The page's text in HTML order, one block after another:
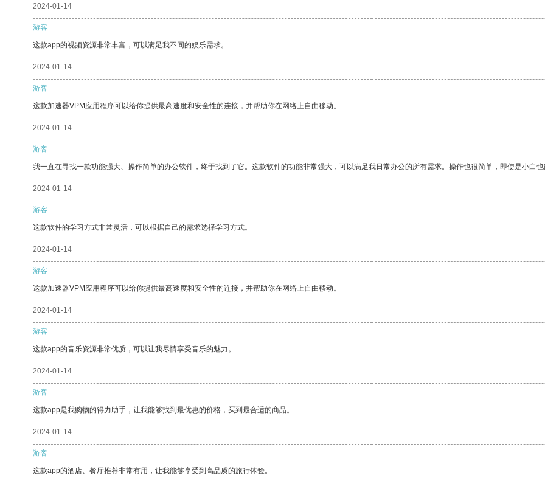
2024-01-14
游客
这款app的视频资源非常丰富，可以满足我不同的娱乐需求。
2024-01-14
游客
这款加速器VPM应用程序可以给你提供最高速度和安全性的连接，并帮助你在网络上自由移动。
2024-01-14
游客
我一直在寻找一款功能强大、操作简单的办公软件，终于找到了它。这款软件的功能非常强大，可以满足我日常办公的所有需求。操作也很简单，即使是小白
2024-01-14
游客
这款软件的学习方式非常灵活，可以根据自己的需求选择学习方式。
2024-01-14
游客
这款加速器VPM应用程序可以给你提供最高速度和安全性的连接，并帮助你在网络上自由移动。
2024-01-14
游客
这款app的音乐资源非常优质，可以让我尽情享受音乐的魅力。
2024-01-14
游客
这款app是我购物的得力助手，让我能够找到最优惠的价格，买到最合适的商品。
2024-01-14
游客
这款app的酒店、餐厅推荐非常有用，让我能够享受到高品质的旅行体验。